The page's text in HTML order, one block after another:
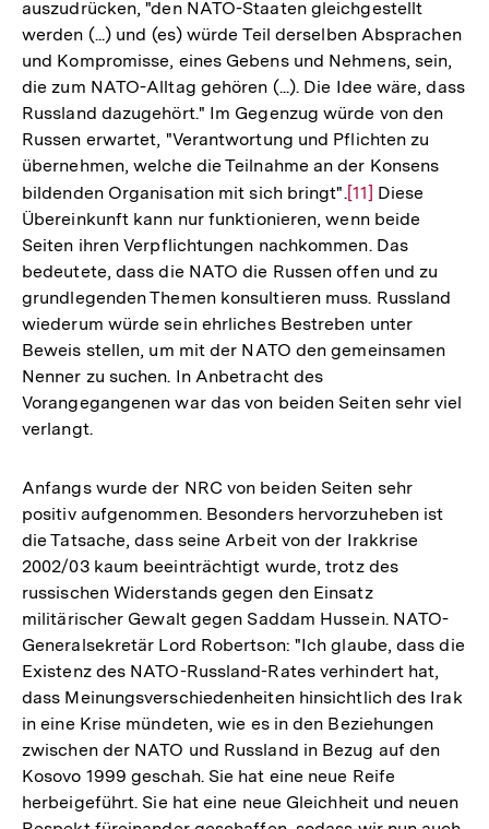
auszudrücken, "den NATO-Staaten gleichgestellt
werden (...) und (es) würde Teil derselben Absprachen
und Kompromisse, eines Gebens und Nehmens, sein,
die zum NATO-Alltag gehören (...). Die Idee wäre, dass
Russland dazugehört." Im Gegenzug würde von den
Russen erwartet, "Verantwortung und Pflichten zu
übernehmen, welche die Teilnahme an der Konsens
bildenden Organisation mit sich bringt".Zur
Auflösung
der
Fußnote
[11] Diese
Übereinkunft kann nur funktionieren, wenn beide
Seiten ihren Verpflichtungen nachkommen. Das
bedeutete, dass die NATO die Russen offen und zu
grundlegenden Themen konsultieren muss. Russland
wiederum würde sein ehrliches Bestreben unter
Beweis stellen, um mit der NATO den gemeinsamen
Nenner zu suchen. In Anbetracht des
Vorangegangenen war das von beiden Seiten sehr viel
verlangt.
Anfangs wurde der NRC von beiden Seiten sehr
positiv aufgenommen. Besonders hervorzuheben ist
die Tatsache, dass seine Arbeit von der Irakkrise
2002/03 kaum beeinträchtigt wurde, trotz des
russischen Widerstands gegen den Einsatz
militärischer Gewalt gegen Saddam Hussein. NATO-
Generalsekretär Lord Robertson: "Ich glaube, dass die
Existenz des NATO-Russland-Rates verhindert hat,
dass Meinungsverschiedenheiten hinsichtlich des Irak
in eine Krise mündeten, wie es in den Beziehungen
zwischen der NATO und Russland in Bezug auf den
Kosovo 1999 geschah. Sie hat eine neue Reife
herbeigeführt. Sie hat eine neue Gleichheit und neuen